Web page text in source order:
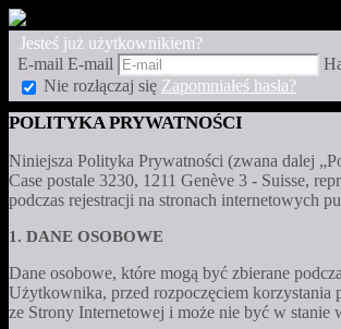
Jesteś już użytkownikiem?
E-mail E-mail
Nie rozłączaj się Zapomniałeś hasła?
POLITYKA PRYWATNOŚCI
Niniejsza Polityka Prywatności (zwana dalej
Case postale 3230, 1211 Genève 3 - Suisse,
podczas rejestracji na stronach internetowych
1. DANE OSOBOWE
Dane osobowe, które mogą być zbierane
Użytkownika, przed rozpoczęciem
ze Strony Internetowej i może nie być w stanie